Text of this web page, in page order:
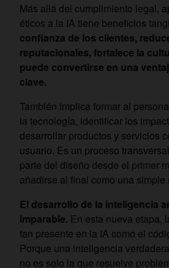
Más allá del cumplimiento legal,
éticos a la IA tiene beneficios
confianza de los clientes,
reputacionales, fortalece la
puede convertirse en una
clave.
También implica formar al
la tecnología, identificar los
desarrollar productos y servicios
usuario. Es un proceso
parte del diseño desde el primer
añadirse al final como una simple
El desarrollo de la inteligencia
imparable. En esta nueva etapa,
tan presente en la IA como el
Porque una inteligencia
no es solo la que resuelve